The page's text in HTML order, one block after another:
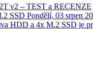
v2 – TEST a RECENZE
SSD Pondělí, 03 srpen
HDD a 4x M.2 SSD je